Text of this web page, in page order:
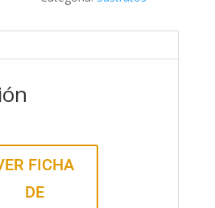
FICHA
DE